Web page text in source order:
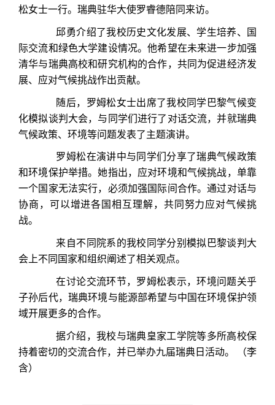
松女士一行。瑞典驻华大使罗睿德陪同来访。
邱勇介绍了我校历史文化发展、学生培养、国
际交流和绿色大学建设情况。他希望在未来进一步加强
清华与瑞典高校和研究机构的合作，共同为促进经济发
展、应对气候挑战作出贡献。
随后，罗姆松女士出席了我校同学巴黎气候变
化模拟谈判大会，与同学们进行了对话交流，并就瑞典
气候政策、环境等问题发表了主题演讲。
罗姆松在演讲中与同学们分享了瑞典气候政策
和环境保护举措。她指出，应对环境和气候挑战，单靠
一个国家无法实行，必须加强国际间合作。通过对话与
协商，可以增进各国相互理解，共同努力应对气候挑
战。
来自不同院系的我校同学分别模拟巴黎谈判大
会上不同国家和组织阐述了相关观点。
在讨论交流环节，罗姆松表示，环境问题关乎
子孙后代，瑞典环境与能源部希望与中国在环境保护领
域开展更多的合作。
据介绍，我校与瑞典皇家工学院等多所高校保
持着密切的交流合作，并已举办九届瑞典日活动。
（李
含）